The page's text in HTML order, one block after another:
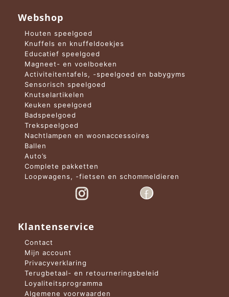
Webshop
Houten speelgoed
Knuffels en knuffeldoekjes
Educatief speelgoed
Magneet- en voelboeken
Activiteitentafels, -speelgoed en babygyms
Sensorisch speelgoed
Knutselartikelen
Keuken speelgoed
Badspeelgoed
Trekspeelgoed
Nachtlampen en woonaccessoires
Ballen
Auto’s
Complete pakketten
Loopwagens, -fietsen en schommeldieren
Klantenservice
Contact
Mijn account
Privacyverklaring
Terugbetaal- en retourneringsbeleid
Loyaliteitsprogramma
Algemene voorwaarden